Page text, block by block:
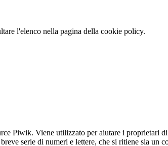
l'elenco nella pagina della cookie policy.
Piwik. Viene utilizzato per aiutare i proprietari
serie di numeri e lettere, che si ritiene sia un